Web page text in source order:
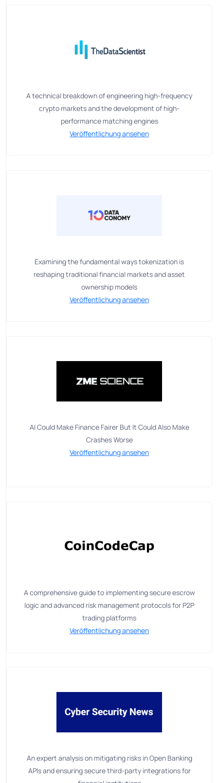
A technical breakdown of engineering high-frequency
crypto markets and the development of high-
performance matching engines
Veröffentlichung ansehen
Examining the fundamental ways tokenization is
reshaping traditional financial markets and asset
ownership models
Veröffentlichung ansehen
AI Could Make Finance Fairer But It Could Also Make
Crashes Worse
Veröffentlichung ansehen
A comprehensive guide to implementing secure escrow
logic and advanced risk management protocols for P2P
trading platforms
Veröffentlichung ansehen
An expert analysis on mitigating risks in Open Banking
APIs and ensuring secure third-party integrations for